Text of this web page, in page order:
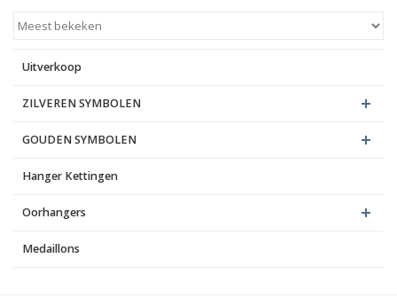
Uitverkoop
ZILVEREN SYMBOLEN
GOUDEN SYMBOLEN
Hanger Kettingen
Oorhangers
Medaillons